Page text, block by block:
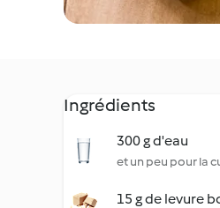
Ingrédients
300 g d'eau
et un peu pour la
15 g de levure